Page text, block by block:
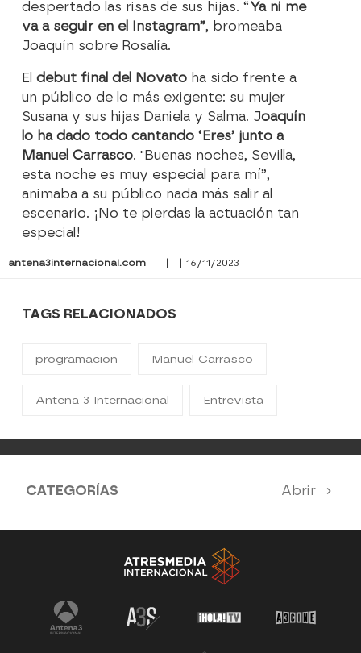
despertado las risas de sus hijas. “Ya ni me
va a seguir en el Instagram”, bromeaba
Joaquín sobre Rosalía.
Eldebut final del Novato ha sido frente a
un público de lo más exigente: su mujer
Susana y sus hijas Daniela y Salma. Joaquín
lo ha dado todo cantando ‘Eres’ junto a
Manuel Carrasco. "Buenas noches, Sevilla,
esta noche es muy especial para mí”,
animaba a su público nada más salir al
escenario. ¡No te pierdas la actuación tan
especial!
antena3internacional.com | | 16/11/2023
TAGS RELACIONADOS
programacion Manuel Carrasco
Antena 3 Internacional Entrevista
CATEGORÍAS Abrir
Antena 3 Noticias El Hormiguero
Tu cara me suena Pasapalabra